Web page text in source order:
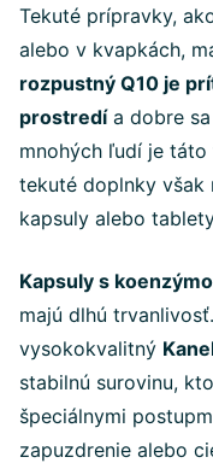
Tekuté prípravky,
alebo v kvapkách,
rozpustný Q10 je
prostredía dobre sa
mnohých ľudí je táto
tekuté doplnky však
kapsuly alebo
Kapsuly s
majú dlhú
vysokokvalitný
stabilnú surovinu,
špeciálnymi
zapuzdrenie alebo